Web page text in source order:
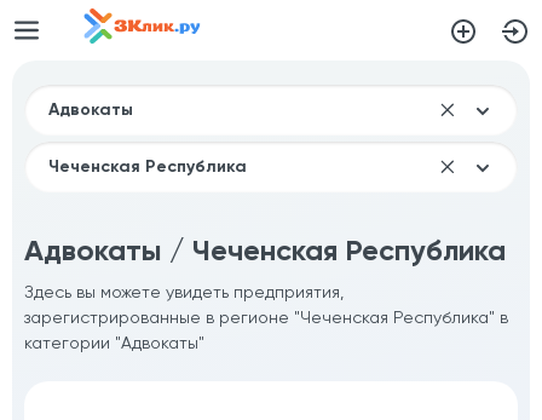
Адвокаты / Чеченская Республика
Здесь вы можете увидеть предприятия,
зарегистрированные в регионе "Чеченская Республика" в
категории "Адвокаты"